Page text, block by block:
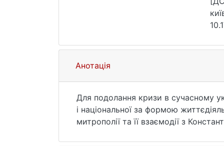
Анотація
Для подолання кризи в сучасному
і національної за формою
митрополії та її взаємодії з